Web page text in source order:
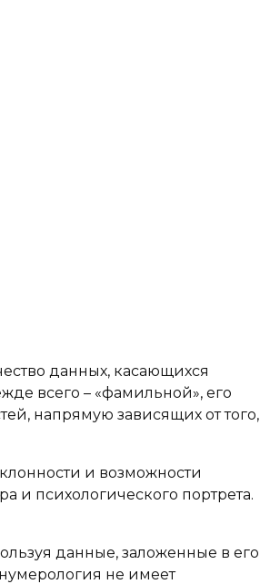
данных, касающихся
всего – «фамильной», его
напрямую зависящих от того,
и возможности
и психологического портрета.
данные, заложенные в его
не имеет